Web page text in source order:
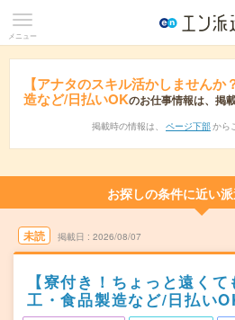
メニュー
【アナタのスキル活かしません
造など/日払いOKのお仕事情報は、掲
掲載時の情報は、 ページ下部 から
お探しの条件に近い
未読 掲載日 2026/08/07
【寮付き！ちょっと遠く
工・食品製造など/日払い